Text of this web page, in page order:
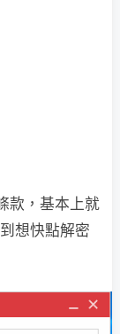
款，基本上就
想快點解密